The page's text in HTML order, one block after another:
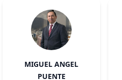
MIGUEL ANGEL
PUENTE